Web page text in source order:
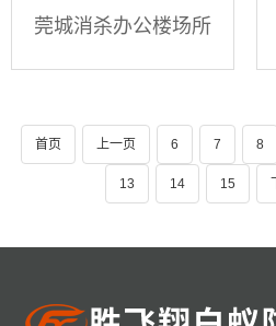
莞城消杀办公楼场所
首页 上一页 6 7 8
13 14 15